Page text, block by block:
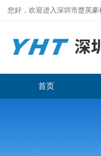
您好，欢迎进入深圳市楚英豪
首页